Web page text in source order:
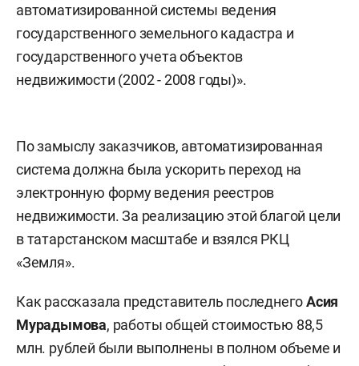
автоматизированной системы ведения
государственного земельного кадастра и
государственного учета объектов
недвижимости (2002 - 2008 годы)».
По замыслу заказчиков, автоматизированная
система должна была ускорить переход на
электронную форму ведения реестров
недвижимости. За реализацию этой благой цели
в татарстанском масштабе и взялся РКЦ
«Земля».
Как рассказала представитель последнегоАсия
Мурадымова, работы общей стоимостью 88,5
млн. рублей были выполнены в полном объеме и